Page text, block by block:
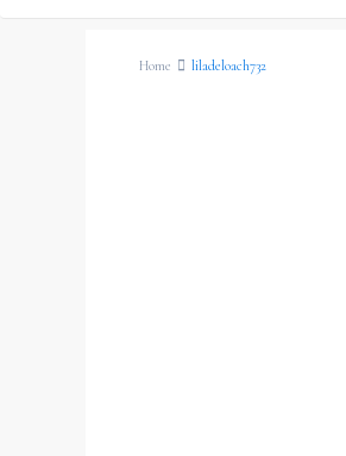
Home liladeloach732